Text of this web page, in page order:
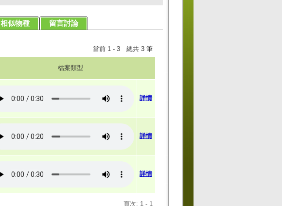
相似物種 留言討論
當前 1 - 3 總共 3 筆
檔案類型
詳情
詳情
詳情
頁次: 1 - 1